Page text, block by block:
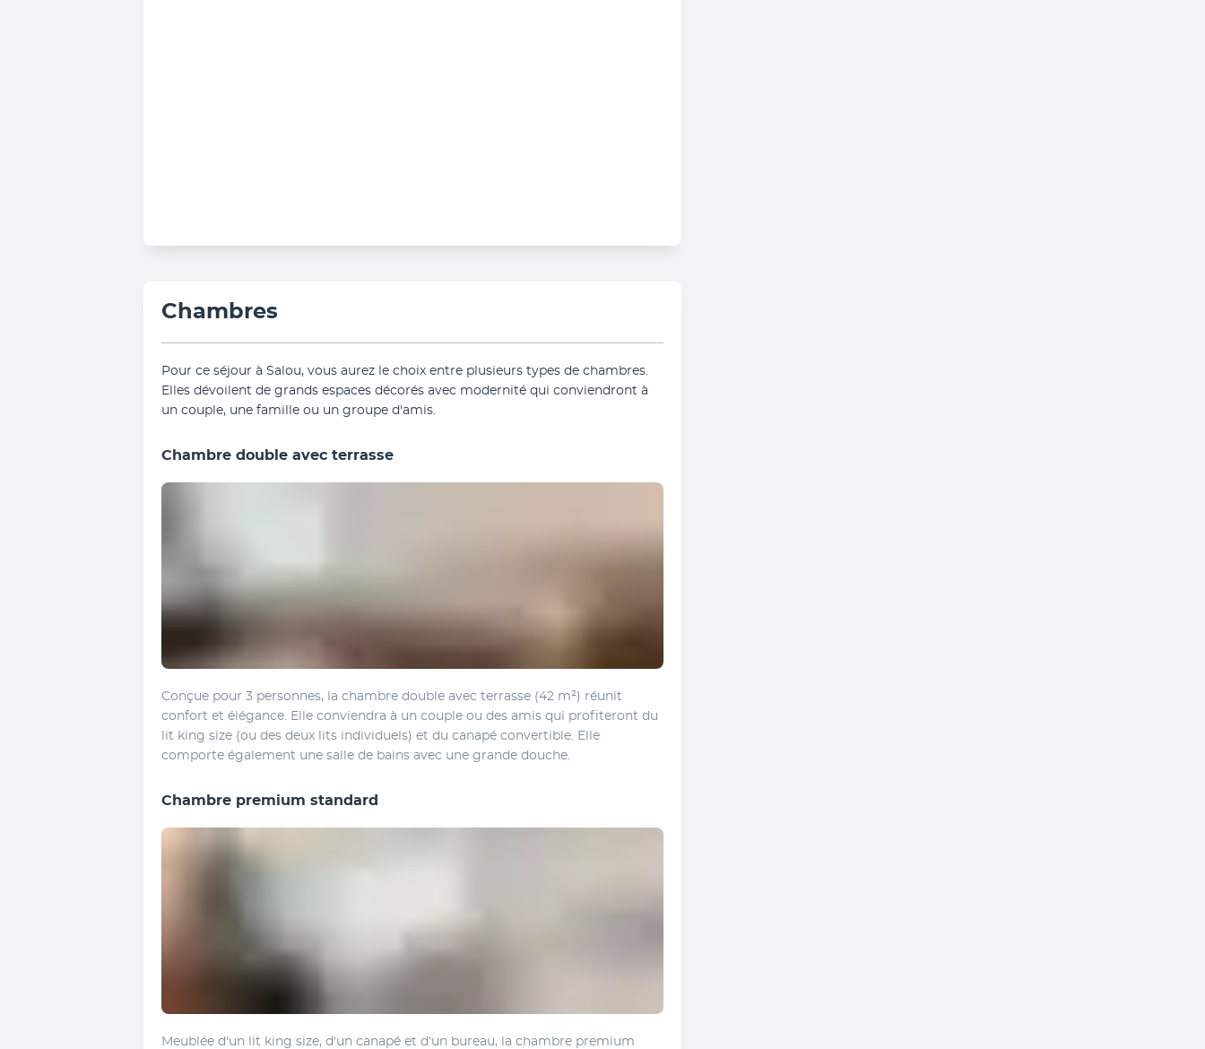
Chambres
Pour ce séjour à Salou, vous aurez le choix entre plusieurs types de chambres.
Elles dévoilent de grands espaces décorés avec modernité qui conviendront à
un couple, une famille ou un groupe d'amis.
Chambre double avec terrasse
Conçue pour 3 personnes, la chambre double avec terrasse (42 m²) réunit
confort et élégance. Elle conviendra à un couple ou des amis qui profiteront du
lit king size (ou des deux lits individuels) et du canapé convertible. Elle
comporte également une salle de bains avec une grande douche.
Chambre premium standard
Meublée d'un lit king size, d'un canapé et d'un bureau, la chambre premium